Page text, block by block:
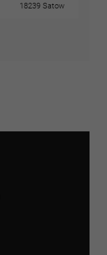
18239 Satow